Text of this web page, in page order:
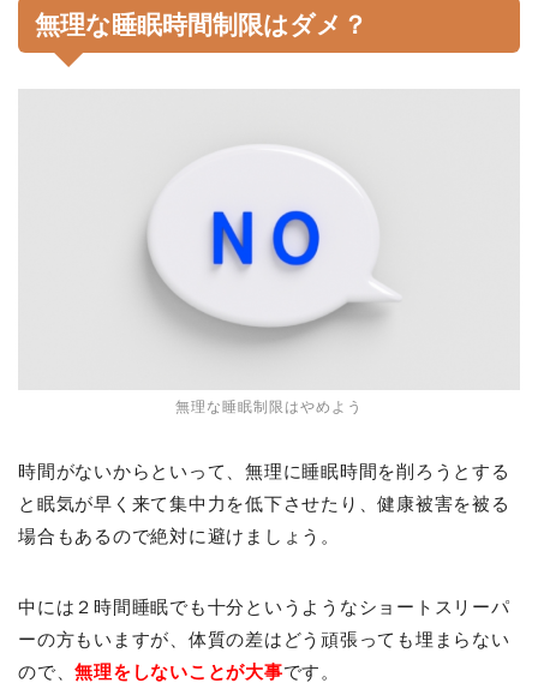
無理な睡眠時間制限はダメ？
無理な睡眠制限はやめよう
時間がないからといって、無理に睡眠時間を削ろうとする
と眠気が早く来て集中力を低下させたり、健康被害を被る
場合もあるので絶対に避けましょう。
中には２時間睡眠でも十分というようなショートスリーパ
ーの方もいますが、体質の差はどう頑張っても埋まらない
ので、無理をしないことが大事です。